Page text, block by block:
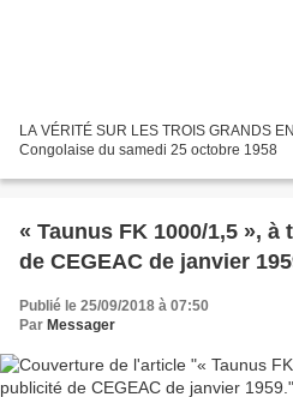
LA VÉRITÉ SUR LES TROIS GRANDS
Congolaise du samedi 25 octobre 1958
« Taunus FK 1000/1,5 », à travers
de CEGEAC de janvier
Publié le 25/09/2018 à 07:50
Par Messager